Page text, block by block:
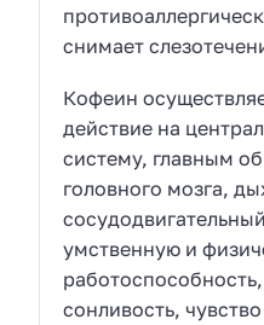
снимает
Кофеин
действие на
систему, главным
головного мозга,
умственную и
сонливость,